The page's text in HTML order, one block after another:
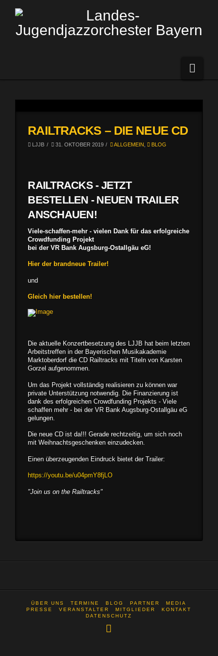
RAILTRACKS – DIE NEUE CD
LJJB 31. OKTOBER 2019 ALLGEMEIN BLOG
RAILTRACKS - JETZT
BESTELLEN - NEUEN TRAILER
ANSCHAUEN!
Viele-schaffen-mehr - vielen Dank für das erfolgreiche
Crowdfunding Projekt
bei der VR Bank Augsburg-Ostallgäu eG!
Hier der brandneue Trailer!
und
Gleich hier bestellen!
Die aktuelle Konzertbesetzung des LJJB hat beim letzten
Arbeitstreffen in der Bayerischen Musikakademie
Marktoberdorf die CD Railtracks mit Titeln von Karsten
Gorzel aufgenommen.
Um das Projekt vollständig realisieren zu können war
private Unterstützung notwendig. Die Finanzierung ist
dank des erfolgreichen Crowdfunding Projekts - Viele
schaffen mehr - bei der VR Bank Augsburg-Ostallgäu eG
gelungen.
Die neue CD ist da!!! Gerade rechtzeitig, um sich noch
mit Weihnachtsgeschenken einzudecken.
Einen überzeugenden Eindruck bietet der Trailer:
https://youtu.be/u04pmY8fjLO
"Join us on the Railtracks"
ÜBER UNS TERMINE BLOG PARTNER
MEDIA
PRESSE
VERANSTALTER MITGLIEDER
KONTAKT
DATENSCHUTZ